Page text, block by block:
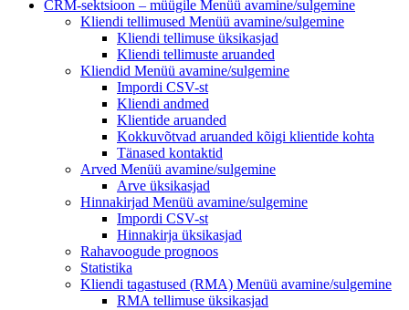
CRM-sektsioon – müügile Menüü avamine/sulgemine
Kliendi tellimused Menüü avamine/sulgemine
Kliendi tellimuse üksikasjad
Kliendi tellimuste aruanded
Kliendid Menüü avamine/sulgemine
Impordi CSV-st
Kliendi andmed
Klientide aruanded
Kokkuvõtvad aruanded kõigi klientide kohta
Tänased kontaktid
Arved Menüü avamine/sulgemine
Arve üksikasjad
Hinnakirjad Menüü avamine/sulgemine
Impordi CSV-st
Hinnakirja üksikasjad
Rahavoogude prognoos
Statistika
Kliendi tagastused (RMA) Menüü avamine/sulgemine
RMA tellimuse üksikasjad